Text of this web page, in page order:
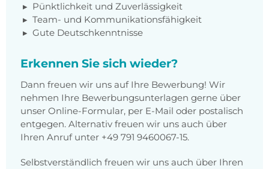
Pünktlichkeit und Zuverlässigkeit
Team- und Kommunikationsfähigkeit
Gute Deutschkenntnisse
Erkennen Sie sich wieder?
Dann freuen wir uns auf Ihre Bewerbung! Wir
nehmen Ihre Bewerbungsunterlagen gerne über
unser Online-Formular, per E-Mail oder postalisch
entgegen. Alternativ freuen wir uns auch über
Ihren Anruf unter +49 791 9460067-15.
Selbstverständlich freuen wir uns auch über Ihren